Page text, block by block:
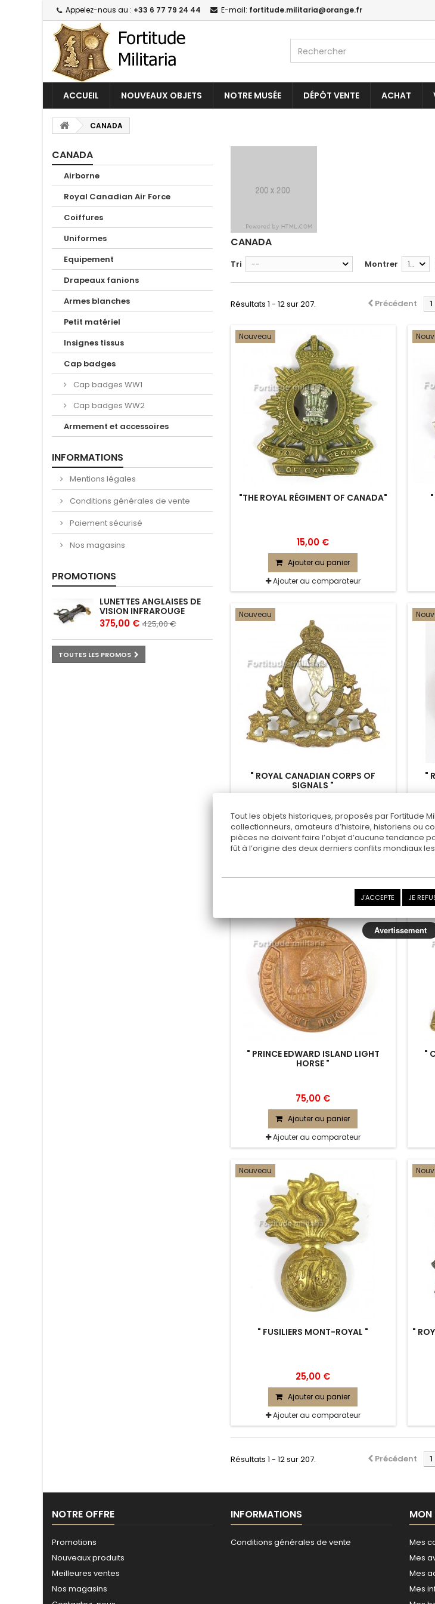
Appelez-nous au : +33 6 77 79 24 44 E-mail: fortitude.militaria@orange.fr
ACCUEIL NOUVEAUX OBJETS NOTRE MUSÉE DÉPÔT VENTE ACHAT
CANADA
CANADA
Airborne
Royal Canadian Air Force
Coiffures
Uniformes
Equipement
Drapeaux fanions
Armes blanches
Petit matériel
Insignes tissus
Cap badges
Cap badges WW1
Cap badges WW2
Armement et accessoires
INFORMATIONS
Mentions légales
Conditions générales de vente
Paiement sécurisé
Nos magasins
PROMOTIONS
LUNETTES ANGLAISES DE
VISION INFRAROUGE
375,00 € 425,00 €
TOUTES LES PROMOS
CANADA
Tri -- Montrer 12
Précédent 1
Résultats 1 - 12 sur 207.
Nouveau
"THE ROYAL RÉGIMENT OF CANADA"
15,00 €
Ajouter au panier
Ajouter au comparateur
Nouveau
" ROYAL CANADIAN CORPS OF
SIGNALS "
20,00 €
Ajouter au panier
"
" PRINCE EDWARD ISLAND LIGHT
HORSE "
75,00 €
Ajouter au panier
Ajouter au comparateur
"
Nouveau
" FUSILIERS MONT-ROYAL "
25,00 €
Ajouter au panier
Ajouter au comparateur
"
Précédent 1
Résultats 1 - 12 sur 207.
NOTRE OFFRE
Promotions
Nouveaux produits
Meilleures ventes
Nos magasins
INFORMATIONS
Conditions générales de vente
MON
Mes
Mes
Mes
Mes
Tout les objets historiques, proposés par Fortitude
collectionneurs, amateurs d’histoire, historiens ou
pièces ne doivent faire l’objet d’aucune tendance
fût à l’origine des deux derniers conflits mondiaux
J'ACCEPTE JE
Avertissement